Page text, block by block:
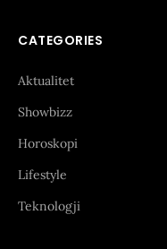
CATEGORIES
Aktualitet
Showbizz
Horoskopi
Lifestyle
Teknologji